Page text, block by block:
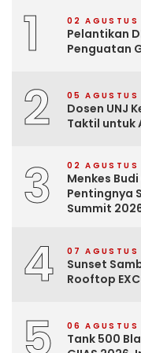
1 02
Pelantikan
Penguatan
2 05
Dosen UNJ
Taktil untuk
3 02
Menkes
Pentingnya
Summit
4 07
Sunset
Rooftop
5 06
Tank 500